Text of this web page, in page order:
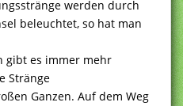
werden durch
beleuchtet, so hat man
gibt es immer mehr
Stränge
Ganzen. Auf dem Weg